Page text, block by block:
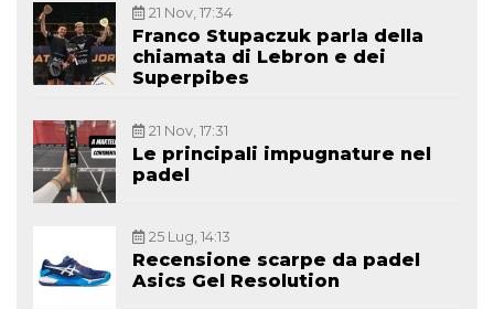
21 Nov, 17:34
Franco Stupaczuk parla della
chiamata di Lebron e dei
Superpibes
21 Nov, 17:31
Le principali impugnature nel
padel
25 Lug, 14:13
Recensione scarpe da padel
Asics Gel Resolution